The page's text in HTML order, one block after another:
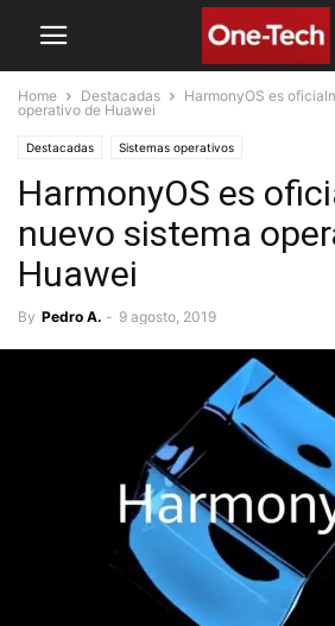
Home Destacadas
HarmonyOS es
operativo de Huawei
Destacadas Sistemas operativos
HarmonyOS es
nuevo sistema
Huawei
By Pedro A. - 9 agosto, 2019